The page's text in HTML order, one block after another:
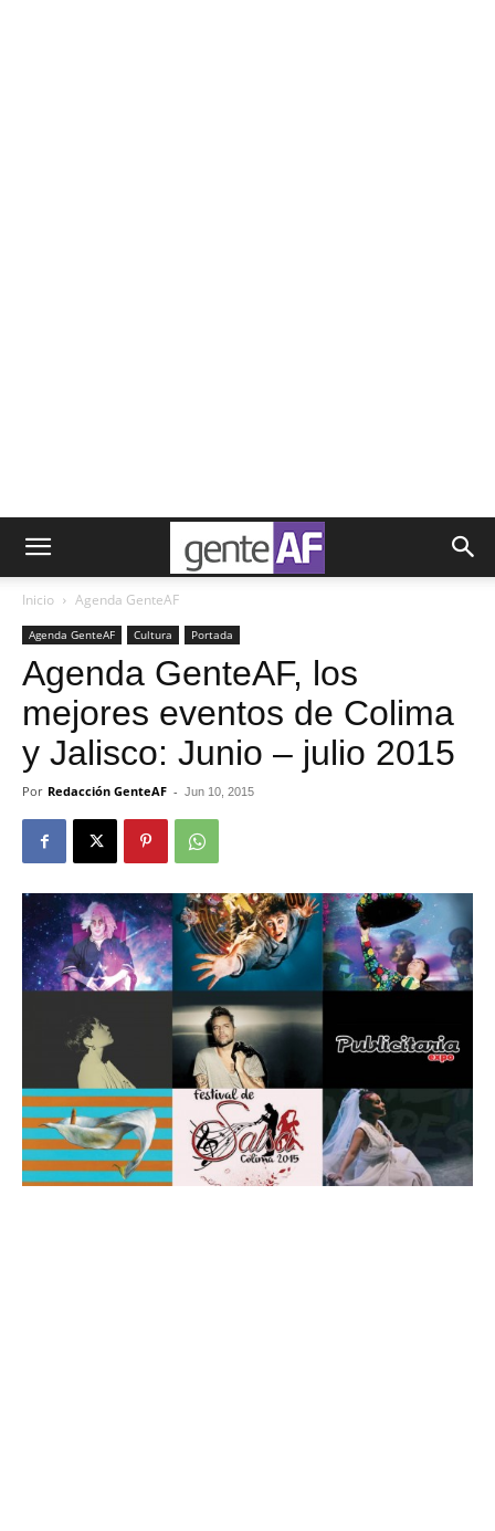
Inicio Agenda GenteAF
Agenda GenteAF Cultura Portada
Agenda GenteAF, los
mejores eventos de Colima
y Jalisco: Junio – julio 2015
Por Redacción GenteAF - Jun 10, 2015